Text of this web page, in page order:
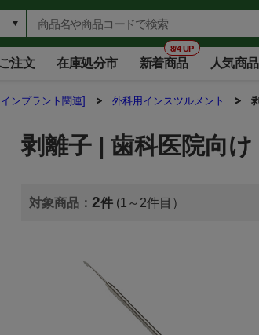
注文 在庫処分市 新着商品
8/4 UP
人気商
ンプラント関連] 外科用インスツルメント
剥離子 | 歯科医院向け
2 (1～2